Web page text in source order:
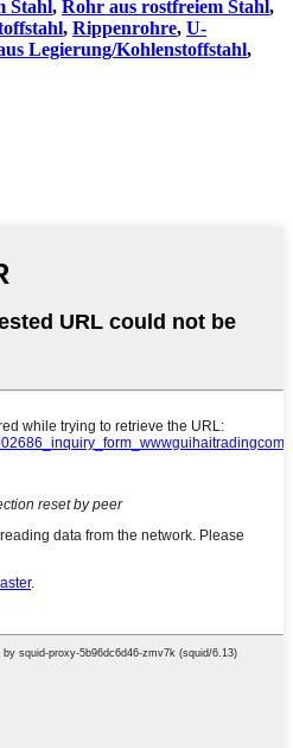
Stahl, Rohr aus rostfreiem Stahl,
, Rippenrohre, U-
Legierung/Kohlenstoffstahl,